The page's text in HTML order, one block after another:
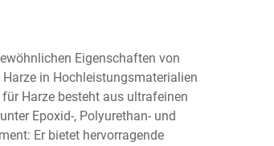
Eigenschaften von
in Hochleistungsmaterialien
Harze besteht aus ultrafeinen
Epoxid-, Polyurethan- und
Er bietet hervorragende